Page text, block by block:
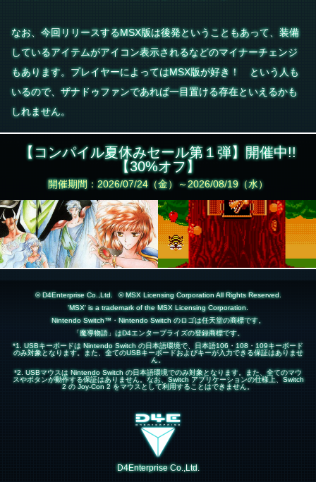
なお、今回リリースするMSX版は後発ということもあって、装備
しているアイテムがアイコン表示されるなどのマイナーチェンジ
もあります。プレイヤーによってはMSX版が好き！ という人も
いるので、ザナドゥファンであれば一目置ける存在といえるかも
しれません。
【コンパイル夏休みセール第１弾】開催中!!
【30%オフ】
開催期間：2026/07/24（金）～2026/08/19（水）
© D4Enterprise Co.,Ltd.
© MSX Licensing Corporation All Rights Reserved.
'MSX' is a trademark of the MSX Licensing Corporation.
Nintendo Switch™・Nintendo Switch のロゴは任天堂の商標です。
「魔導物語」はD4エンタープライズの登録商標です。
*1. USBキーボードは Nintendo Switch の日本語環境で、日本語106・108・109キーボード
のみ対象となります。また、全てのUSBキーボードおよびキーが入力できる保証はありませ
ん。
*2. USBマウスは Nintendo Switch の日本語環境でのみ対象となります。また、全てのマウ
スやボタンが動作する保証はありません。なお、Switch アプリケーションの仕様上、Switch
2 の Joy-Con 2 をマウスとして利用することはできません。
D4Enterprise Co.,Ltd.